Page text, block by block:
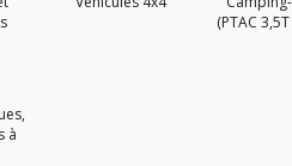
(PTAC
à